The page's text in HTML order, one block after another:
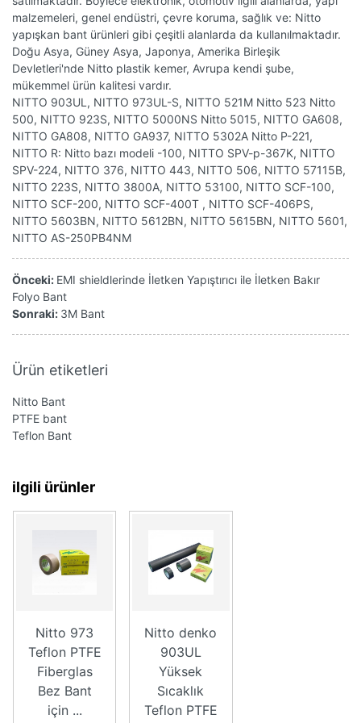
malzemeleri, genel endüstri, çevre koruma, sağlık ve: Nitto
yapışkan bant ürünleri gibi çeşitli alanlarda da kullanılmaktadır.
Doğu Asya, Güney Asya, Japonya, Amerika Birleşik
Devletleri'nde Nitto plastik kemer, Avrupa kendi şube,
mükemmel ürün kalitesi vardır.
NITTO 903UL, NITTO 973UL-S, NITTO 521M Nitto 523 Nitto
500, NITTO 923S, NITTO 5000NS Nitto 5015, NITTO GA608,
NITTO GA808, NITTO GA937, NITTO 5302A Nitto P-221,
NITTO R: Nitto bazı modeli -100, NITTO SPV-p-367K, NITTO
SPV-224, NITTO 376, NITTO 443, NITTO 506, NITTO 57115B,
NITTO 223S, NITTO 3800A, NITTO 53100, NITTO SCF-100,
NITTO SCF-200, NITTO SCF-400T , NITTO SCF-406PS,
NITTO 5603BN, NITTO 5612BN, NITTO 5615BN, NITTO 5601,
NITTO AS-250PB4NM
Önceki: EMI shieldlerinde İletken Yapıştırıcı ile İletken Bakır
Folyo Bant
Sonraki: 3M Bant
Ürün etiketleri
Nitto Bant
PTFE bant
Teflon Bant
ilgili ürünler
Nitto 973
Teflon PTFE
Fiberglas
Bez Bant
için ...
Nitto denko
903UL
Yüksek
Sıcaklık
Teflon PTFE